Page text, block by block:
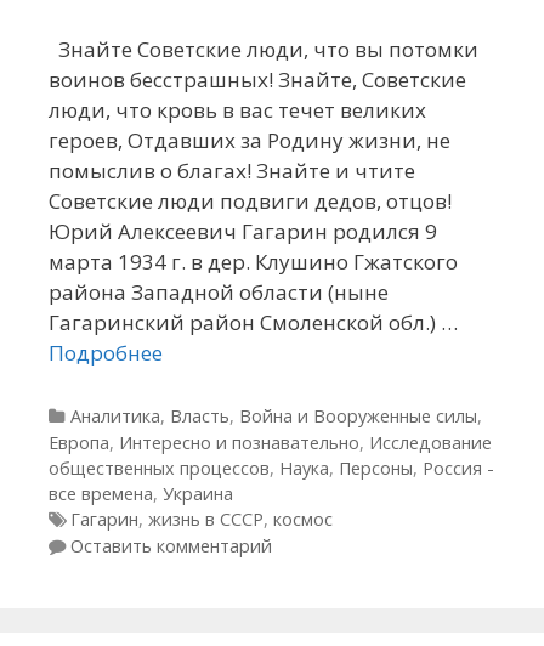
Знайте Советские люди, что вы потомки
воинов бесстрашных! Знайте, Советские
люди, что кровь в вас течет великих
героев, Отдавших за Родину жизни, не
помыслив о благах! Знайте и чтите
Советские люди подвиги дедов, отцов!
Юрий Алексеевич Гагарин родился 9
марта 1934 г. в дер. Клушино Гжатского
района Западной области (ныне
Гагаринский район Смоленской обл.) …
Подробнее
Рубрики
Аналитика, Власть, Война и Вооруженные силы,
Европа, Интересно и познавательно, Исследование
общественных процессов, Наука, Персоны, Россия -
все времена, Украина
Метки
Гагарин, жизнь в СССР, космос
Оставить комментарий